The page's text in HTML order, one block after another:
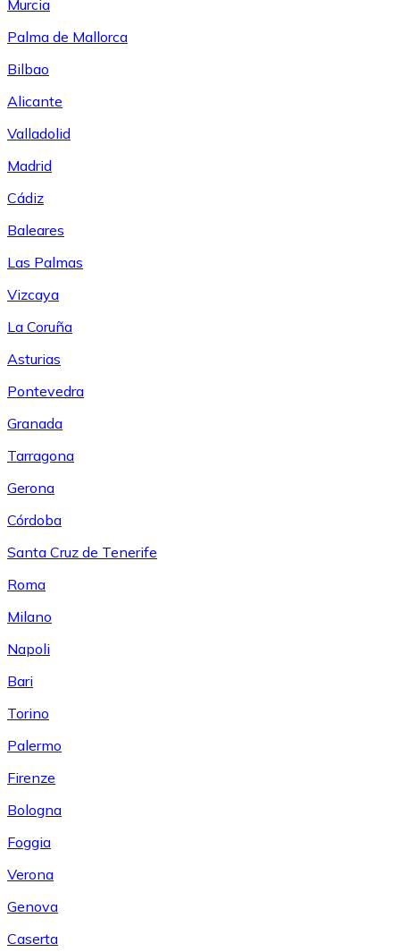
Murcia
Palma de Mallorca
Bilbao
Alicante
Valladolid
Madrid
Cádiz
Baleares
Las Palmas
Vizcaya
La Coruña
Asturias
Pontevedra
Granada
Tarragona
Gerona
Córdoba
Santa Cruz de Tenerife
Roma
Milano
Napoli
Bari
Torino
Palermo
Firenze
Bologna
Foggia
Verona
Genova
Caserta